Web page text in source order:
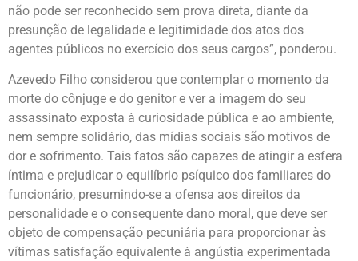
não pode ser reconhecido sem prova direta, diante da
presunção de legalidade e legitimidade dos atos dos
agentes públicos no exercício dos seus cargos”, ponderou.
Azevedo Filho considerou que contemplar o momento da
morte do cônjuge e do genitor e ver a imagem do seu
assassinato exposta à curiosidade pública e ao ambiente,
nem sempre solidário, das mídias sociais são motivos de
dor e sofrimento. Tais fatos são capazes de atingir a esfera
íntima e prejudicar o equilíbrio psíquico dos familiares do
funcionário, presumindo-se a ofensa aos direitos da
personalidade e o consequente dano moral, que deve ser
objeto de compensação pecuniária para proporcionar às
vítimas satisfação equivalente à angústia experimentada